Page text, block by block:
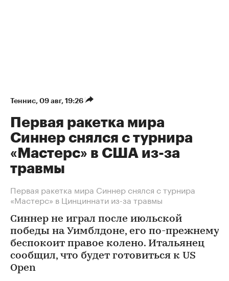
Теннис⁠, 09 авг, 19:26
Первая ракетка мира
Синнер снялся с турнира
«Мастерс» в США из-за
травмы
Первая ракетка мира Синнер снялся с турнира
«Мастерс» в Цинциннати из-за травмы
Синнер не играл после июльской
победы на Уимблдоне, его по-прежнему
беспокоит правое колено. Итальянец
сообщил, что будет готовиться к US
Open